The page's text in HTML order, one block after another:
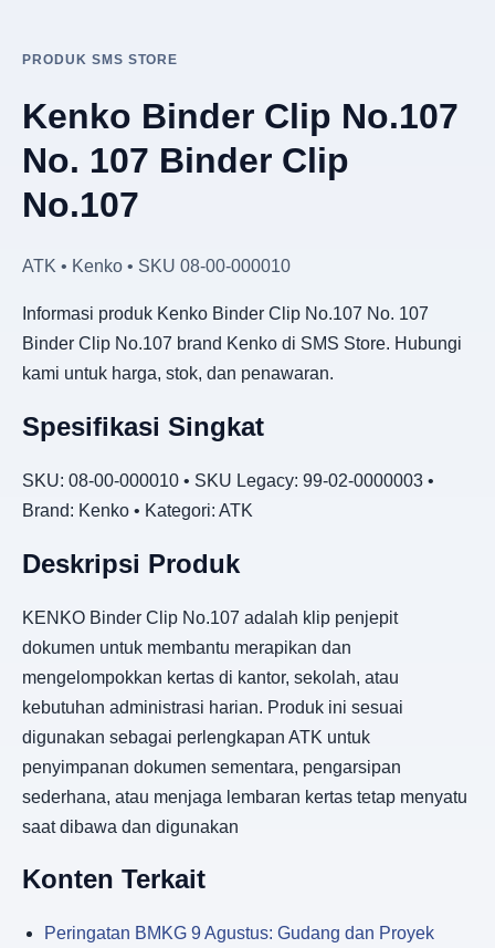
PRODUK SMS STORE
Kenko Binder Clip No.107
No. 107 Binder Clip
No.107
ATK • Kenko • SKU 08-00-000010
Informasi produk Kenko Binder Clip No.107 No. 107
Binder Clip No.107 brand Kenko di SMS Store. Hubungi
kami untuk harga, stok, dan penawaran.
Spesifikasi Singkat
SKU: 08-00-000010 • SKU Legacy: 99-02-0000003 •
Brand: Kenko • Kategori: ATK
Deskripsi Produk
KENKO Binder Clip No.107 adalah klip penjepit
dokumen untuk membantu merapikan dan
mengelompokkan kertas di kantor, sekolah, atau
kebutuhan administrasi harian. Produk ini sesuai
digunakan sebagai perlengkapan ATK untuk
penyimpanan dokumen sementara, pengarsipan
sederhana, atau menjaga lembaran kertas tetap menyatu
saat dibawa dan digunakan
Konten Terkait
Peringatan BMKG 9 Agustus: Gudang dan Proyek